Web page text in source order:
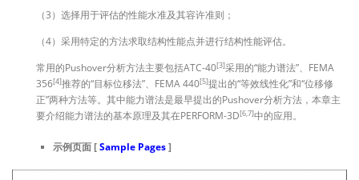
（3）选择用于评估的性能水准及其容许准则；
（4）采用特定的方法求取结构性能点并进行结构性能评估。
常用的Pushover分析方法主要包括ATC-40[3]采用的“能力谱法”、FEMA
356[4]推荐的“目标位移法”、FEMA 440[5]提出的“等效线性化”和“位移修
正”两种方法等。其中能力谱法是最早提出的Pushover分析方法，本章主
要介绍能力谱法的基本原理及其在PERFORM-3D[6,7]中的应用。
示例页面 [Sample Pages]